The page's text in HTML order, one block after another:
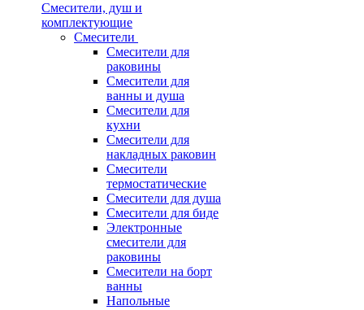
Смесители, душ и
комплектующие
Смесители
Смесители для
раковины
Смесители для
ванны и душа
Смесители для
кухни
Смесители для
накладных раковин
Смесители
термостатические
Смесители для душа
Смесители для биде
Электронные
смесители для
раковины
Смесители на борт
ванны
Напольные